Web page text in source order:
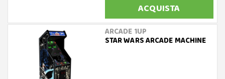
ACQUISTA
ARCADE 1UP
STAR WARS ARCADE MACHINE